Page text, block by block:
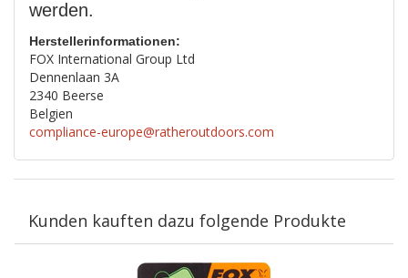
werden.
Herstellerinformationen:
FOX International Group Ltd
Dennenlaan 3A
2340 Beerse
Belgien
compliance-europe@ratheroutdoors.com
Kunden kauften dazu folgende Produkte